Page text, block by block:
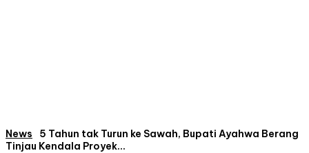
News
5 Tahun tak Turun ke Sawah, Bupati Ayahwa Berang
Tinjau Kendala Proyek...